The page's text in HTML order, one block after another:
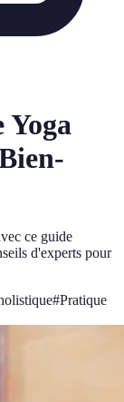
ce guide
d'experts pour
#Pratique